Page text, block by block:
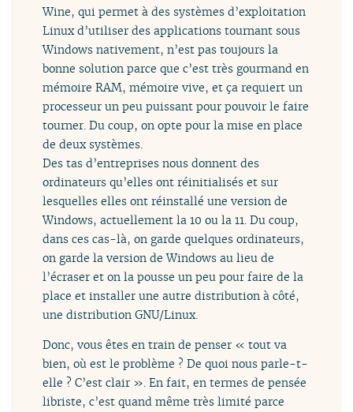
Wine, qui permet à des systèmes d’exploitation
Linux d’utiliser des applications tournant sous
Windows nativement, n’est pas toujours la
bonne solution parce que c’est très gourmand en
mémoire RAM, mémoire vive, et ça requiert un
processeur un peu puissant pour pouvoir le faire
tourner. Du coup, on opte pour la mise en place
de deux systèmes.
Des tas d’entreprises nous donnent des
ordinateurs qu’elles ont réinitialisés et sur
lesquelles elles ont réinstallé une version de
Windows, actuellement la 10 ou la 11. Du coup,
dans ces cas-là, on garde quelques ordinateurs,
on garde la version de Windows au lieu de
l’écraser et on la pousse un peu pour faire de la
place et installer une autre distribution à côté,
une distribution GNU/Linux.
Donc, vous êtes en train de penser « tout va
bien, où est le problème ? De quoi nous parle-t-
elle ? C’est clair ». En fait, en termes de pensée
libriste, c’est quand même très limité parce